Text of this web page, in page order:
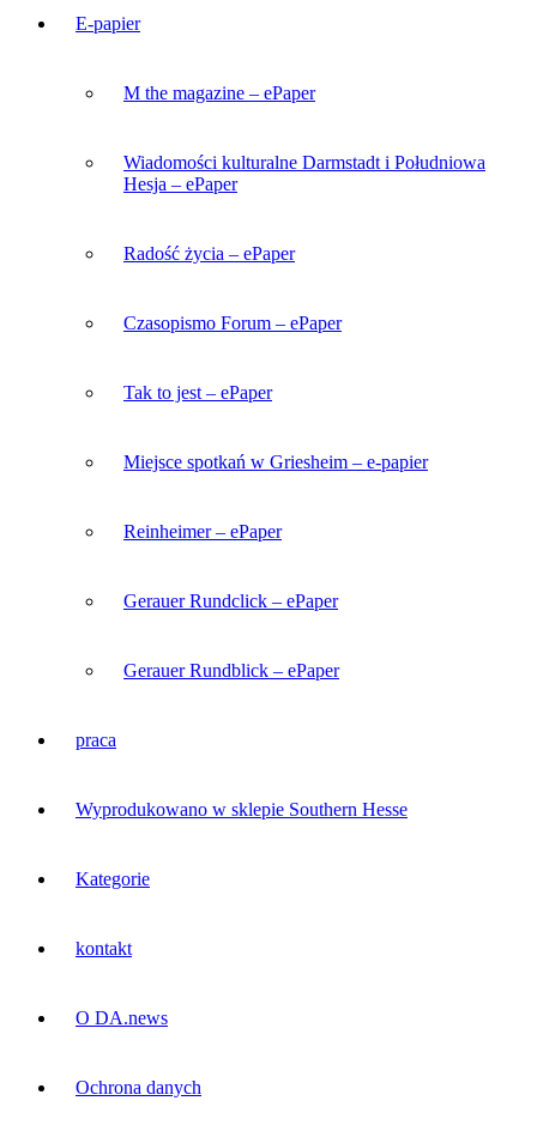
E-papier
M the magazine – ePaper
Wiadomości kulturalne Darmstadt i Południowa
Hesja – ePaper
Radość życia – ePaper
Czasopismo Forum – ePaper
Tak to jest – ePaper
Miejsce spotkań w Griesheim – e-papier
Reinheimer – ePaper
Gerauer Rundclick – ePaper
Gerauer Rundblick – ePaper
praca
Wyprodukowano w sklepie Southern Hesse
Kategorie
kontakt
O DA.news
Ochrona danych